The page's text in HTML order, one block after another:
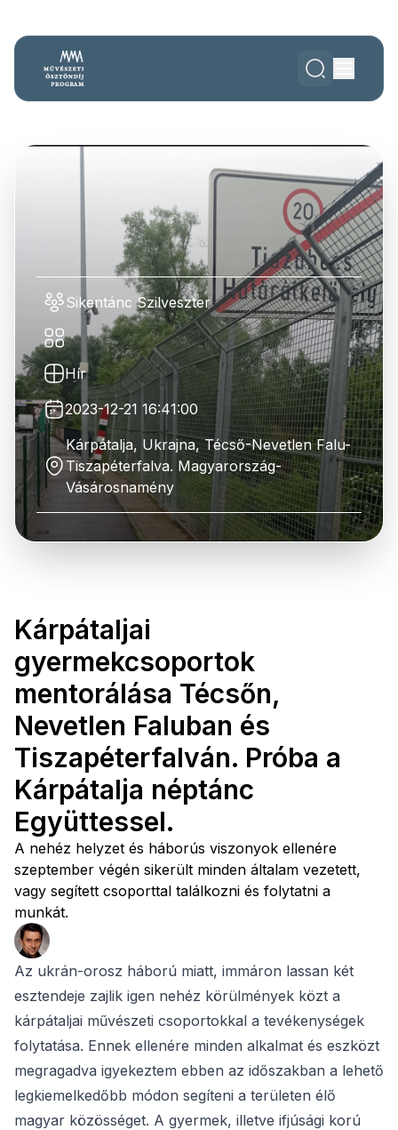
Sikentánc Szilveszter
Hír
2023-12-21 16:41:00
Kárpátalja, Ukrajna, Técső-Nevetlen Falu-
Tiszapéterfalva. Magyarország-
Vásárosnamény
Kárpátaljai
gyermekcsoportok
mentorálása Técsőn,
Nevetlen Faluban és
Tiszapéterfalván. Próba a
Kárpátalja néptánc
Együttessel.
A nehéz helyzet és háborús viszonyok ellenére
szeptember végén sikerült minden általam vezetett,
vagy segített csoporttal találkozni és folytatni a
munkát.
Az ukrán-orosz háború miatt, immáron lassan két
esztendeje zajlik igen nehéz körülmények közt a
kárpátaljai művészeti csoportokkal a tevékenységek
folytatása. Ennek ellenére minden alkalmat és eszközt
megragadva igyekeztem ebben az időszakban a lehető
legkiemelkedőbb módon segíteni a területen élő
magyar közösséget. A gyermek, illetve ifjúsági korú